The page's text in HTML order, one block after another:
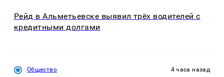
Рейд в Альметьевске выявил трёх водителей с
кредитными долгами
Общество 4 часа назад